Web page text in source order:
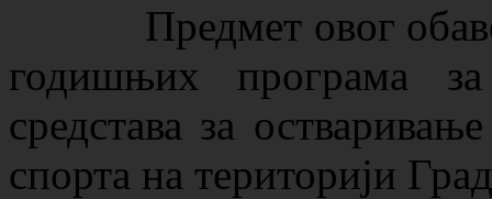
Предмет овог
годишњих програма
средстава за
спорта на територији